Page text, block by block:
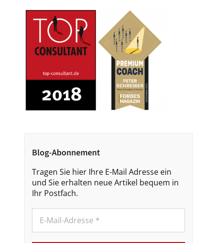
Blog-Abonnement
Tragen Sie hier Ihre E-Mail Adresse ein
und Sie erhalten neue Artikel bequem in
Ihr Postfach.